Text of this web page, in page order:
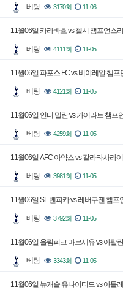
베팅 3170회 11-06
11월06일 카라바흐 vs 첼시 챔프언스
베팅 4111회 11-05
11월06일 파포스 FC vs 비야레알 챔
베팅 4121회 11-05
11월06일 인터 밀란 vs 카이라트 챔
베팅 4259회 11-05
11월06일 AFC 아약스 vs 갈라타사라
베팅 3981회 11-05
11월06일 SL 벤피카 vs 레버쿠젠 챔
베팅 3792회 11-05
11월06일 올림피크 마르세유 vs 아탈
베팅 3343회 11-05
11월06일 뉴캐슬 유나이티드 vs 아틀